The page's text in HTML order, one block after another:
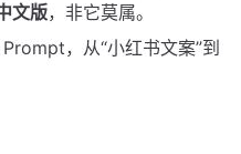
文版，非它莫属。
，从“小红书文案”到